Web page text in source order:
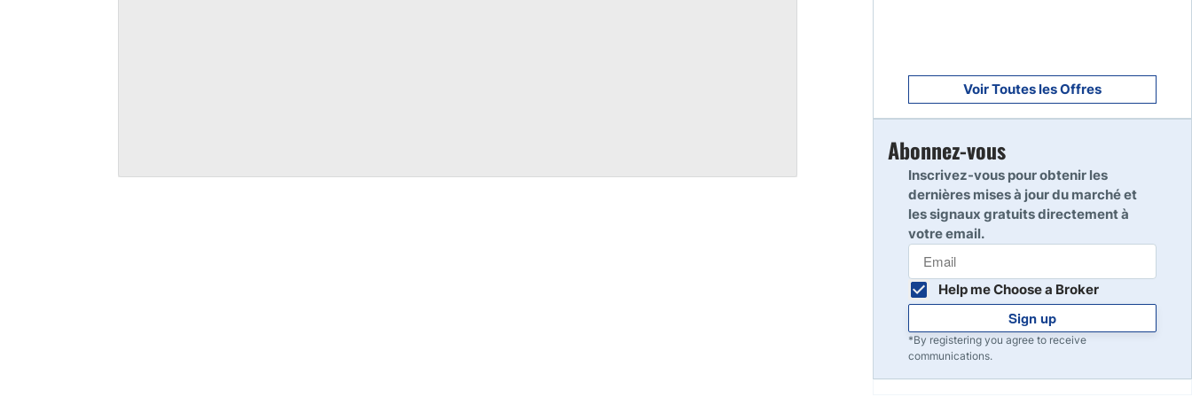
Voir Toutes les Offres
Abonnez-vous
Inscrivez-vous pour obtenir les
dernières mises à jour du marché et
les signaux gratuits directement à
votre email.
Help me Choose a Broker
Sign up
*By registering you agree to receive
communications.